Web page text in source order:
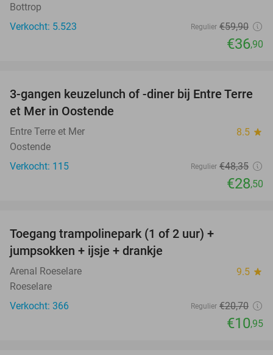
Bottrop
Verkocht: 5.523
Regulier €59,90
€36,90
41%
3-gangen keuzelunch of -diner bij Entre Terre
et Mer in Oostende
Entre Terre et Mer 8.5 star
Oostende
Verkocht: 115
Regulier €48,35
€28,50
Toegang trampolinepark (1 of 2 uur) +
jumpsokken + ijsje + drankje
Arenal Roeselare 9.5 star
Roeselare
Verkocht: 366
Regulier €20,70
€10,95